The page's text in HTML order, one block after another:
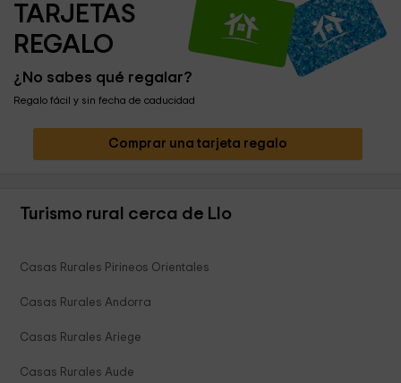
TARJETAS
REGALO
¿No sabes qué regalar?
Regalo fácil y sin fecha de caducidad
Comprar una tarjeta regalo
Turismo rural cerca de Llo
Casas Rurales Pirineos Orientales
Casas Rurales Andorra
Casas Rurales Ariege
Casas Rurales Aude